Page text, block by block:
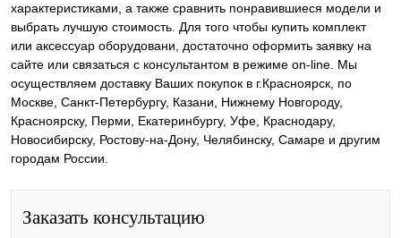
характеристиками, а также сравнить понравившиеся модели и
выбрать лучшую стоимость. Для того чтобы купить комплект
или аксессуар оборудовани, достаточно оформить заявку на
сайте или связаться с консультантом в режиме on-line. Мы
осуществляем доставку Ваших покупок в г.Красноярск, по
Москве, Санкт-Петербургу, Казани, Нижнему Новгороду,
Красноярску, Перми, Екатеринбургу, Уфе, Краснодару,
Новосибирску, Ростову-на-Дону, Челябинску, Самаре и другим
городам России.
Заказать консультацию